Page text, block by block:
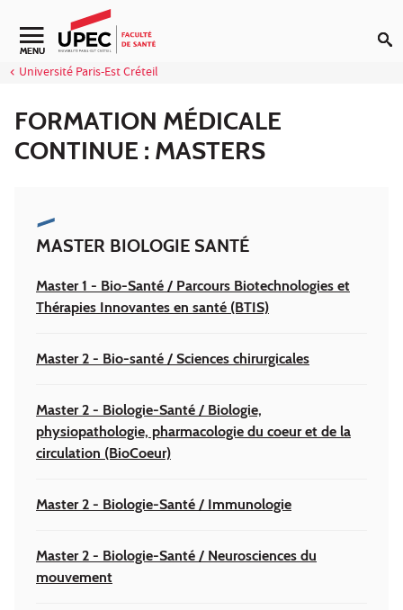
Aller au contenu
Navigation secondaire
MENU
Université Paris-Est Créteil
FORMATION MÉDICALE
CONTINUE : MASTERS
MASTER BIOLOGIE SANTÉ
Master 1 - Bio-Santé / Parcours Biotechnologies et
Thérapies Innovantes en santé (BTIS)
Master 2 - Bio-santé / Sciences chirurgicales
Master 2 - Biologie-Santé / Biologie,
physiopathologie, pharmacologie du coeur et de la
circulation (BioCoeur)
Master 2 - Biologie-Santé / Immunologie
Master 2 - Biologie-Santé / Neurosciences du
mouvement